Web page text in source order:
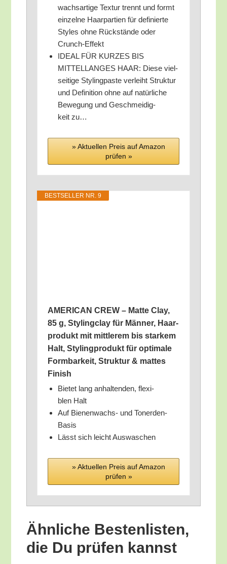
wachs­ar­ti­ge Tex­tur trennt und formt
ein­zel­ne Haar­par­tien für defi­nier­te
Styl­es ohne Rück­stän­de oder
Crunch-Effekt
IDEAL FÜR KURZES BIS
MITTELLANGES HAAR: Die­se viel­
sei­ti­ge Sty­ling­pas­te ver­leiht Struk­tur
und Defi­ni­ti­on ohne auf natür­li­che
Bewe­gung und Geschmei­dig­
keit zu…
» Aktu­el­len Preis auf Ama­zon
prü­fen »
BEST­SEL­LER NR. 9
AMERICAN CREW – Mat­te Clay,
85 g, Sty­ling­clay für Män­ner, Haar­
pro­dukt mit mitt­le­rem bis star­kem
Halt, Sty­ling­pro­dukt für opti­ma­le
Form­bar­keit, Struk­tur & mat­tes
Finish
Bie­tet lang anhal­ten­den, fle­xi­
blen Halt
Auf Bie­nen­wachs- und Tonerden-
Basis
Lässt sich leicht Auswaschen
» Aktu­el­len Preis auf Ama­zon
prü­fen »
Ähn­li­che Bes­ten­lis­ten,
die Du prü­fen kannst